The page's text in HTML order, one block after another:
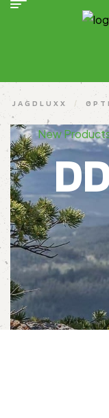
JAGDLUXX /
New